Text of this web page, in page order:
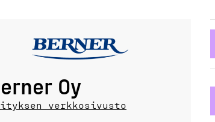
Oy
verkkosivusto